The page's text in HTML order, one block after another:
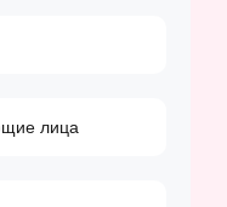
лица